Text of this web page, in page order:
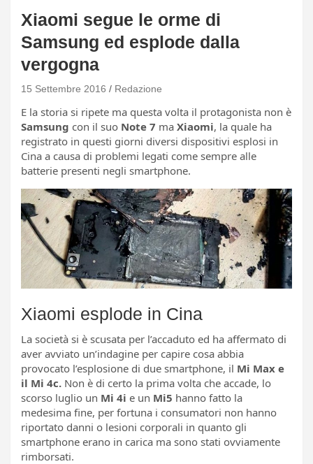
Xiaomi segue le orme di
Samsung ed esplode dalla
vergogna
15 Settembre 2016 Redazione
E la storia si ripete ma questa volta il protagonista non è
Samsung con il suo Note 7 ma Xiaomi, la quale ha
registrato in questi giorni diversi dispositivi esplosi in
Cina a causa di problemi legati come sempre alle
batterie presenti negli smartphone.
Xiaomi esplode in Cina
La società si è scusata per l’accaduto ed ha affermato di
aver avviato un’indagine per capire cosa abbia
provocato l’esplosione di due smartphone, il Mi Max e
il Mi 4c. Non è di certo la prima volta che accade, lo
scorso luglio un Mi 4i e un Mi5 hanno fatto la
medesima fine, per fortuna i consumatori non hanno
riportato danni o lesioni corporali in quanto gli
smartphone erano in carica ma sono stati ovviamente
rimborsati.